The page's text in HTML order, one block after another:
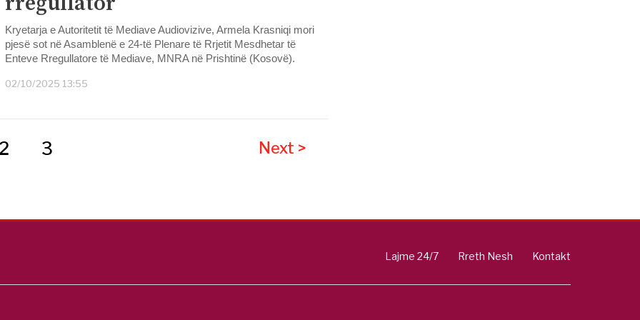
Kryetarja e Autoritetit të Mediave Audiovizive, Armela Krasniqi mori
pjesë sot në Asamblenë e 24-të Plenare të Rrjetit Mesdhetar të
Enteve Rregullatore të Mediave, MNRA në Prishtinë (Kosovë).
02/10/2025 13:55
3 Next >
Lajme 24/7 Rreth Nesh Kontakt